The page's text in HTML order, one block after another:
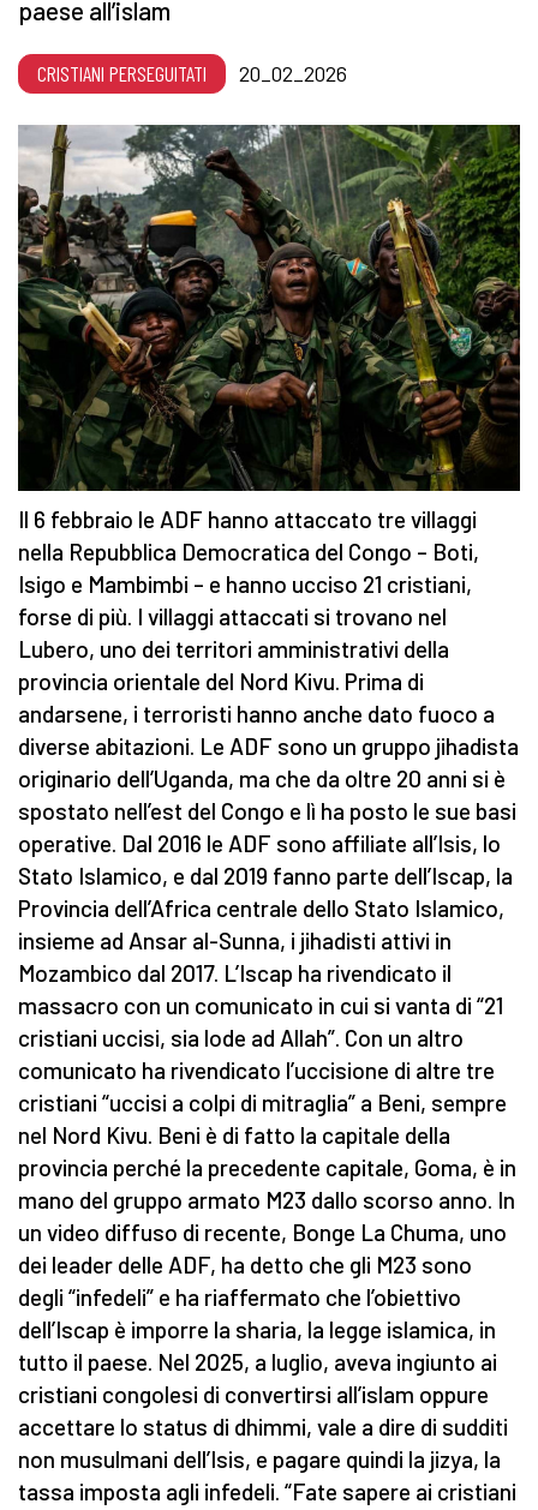
paese all’islam
CRISTIANI PERSEGUITATI 20_02_2026
Il 6 febbraio le ADF hanno attaccato tre villaggi
nella Repubblica Democratica del Congo – Boti,
Isigo e Mambimbi – e hanno ucciso 21 cristiani,
forse di più. I villaggi attaccati si trovano nel
Lubero, uno dei territori amministrativi della
provincia orientale del Nord Kivu. Prima di
andarsene, i terroristi hanno anche dato fuoco a
diverse abitazioni. Le ADF sono un gruppo jihadista
originario dell’Uganda, ma che da oltre 20 anni si è
spostato nell’est del Congo e lì ha posto le sue basi
operative. Dal 2016 le ADF sono affiliate all’Isis, lo
Stato Islamico, e dal 2019 fanno parte dell’Iscap, la
Provincia dell’Africa centrale dello Stato Islamico,
insieme ad Ansar al-Sunna, i jihadisti attivi in
Mozambico dal 2017. L’Iscap ha rivendicato il
massacro con un comunicato in cui si vanta di “21
cristiani uccisi, sia lode ad Allah”. Con un altro
comunicato ha rivendicato l’uccisione di altre tre
cristiani “uccisi a colpi di mitraglia” a Beni, sempre
nel Nord Kivu. Beni è di fatto la capitale della
provincia perché la precedente capitale, Goma, è in
mano del gruppo armato M23 dallo scorso anno. In
un video diffuso di recente, Bonge La Chuma, uno
dei leader delle ADF, ha detto che gli M23 sono
degli “infedeli” e ha riaffermato che l’obiettivo
dell’Iscap è imporre la sharia, la legge islamica, in
tutto il paese. Nel 2025, a luglio, aveva ingiunto ai
cristiani congolesi di convertirsi all’islam oppure
accettare lo status di dhimmi, vale a dire di sudditi
non musulmani dell’Isis, e pagare quindi la jizya, la
tassa imposta agli infedeli. “Fate sapere ai cristiani